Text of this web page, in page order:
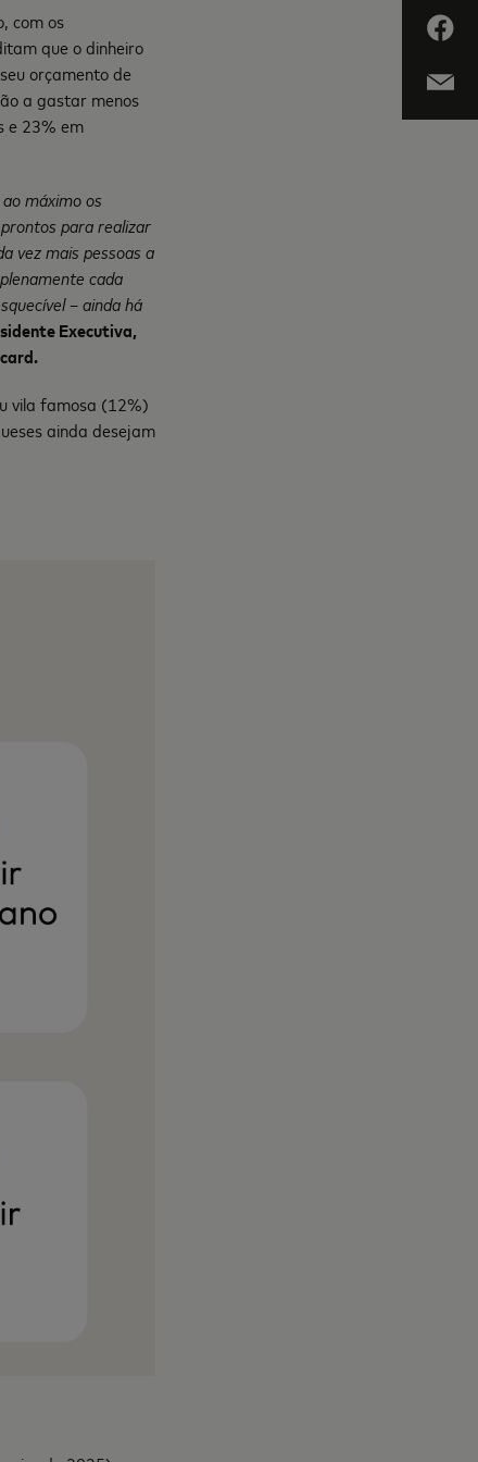
com os
que o dinheiro
orçamento de
a gastar menos
e 23% em
máximo os
para realizar
vez mais pessoas a
cada
– ainda há
Executiva,
vila famosa (12%)
ainda desejam